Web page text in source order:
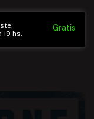
hs.
Gratis